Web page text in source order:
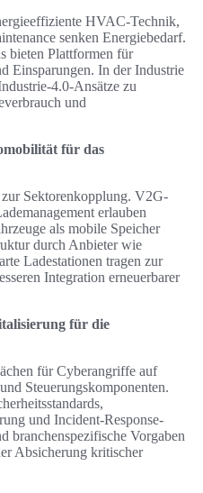
HVAC-Technik,
senken Energiebedarf.
bieten Plattformen für
Einsparungen. In der Industrie
Ansätze zu
und
für das
Sektorenkopplung. V2G-
erlauben
als mobile Speicher
durch Anbieter wie
Ladestationen tragen zur
Integration erneuerbarer
für die
für Cyberangriffe auf
Steuerungskomponenten.
und Incident-Response-
branchenspezifische Vorgaben
Absicherung kritischer